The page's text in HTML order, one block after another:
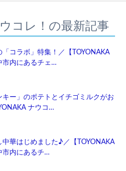
コレ！の最新記事
「コラボ」特集！／【TOYONAKA
市内にあるチェ…
キー」のポテトとイチゴミルクがお
ナウコ…
中華はじめました♪／【TOYONAKA
市内にあるチ…